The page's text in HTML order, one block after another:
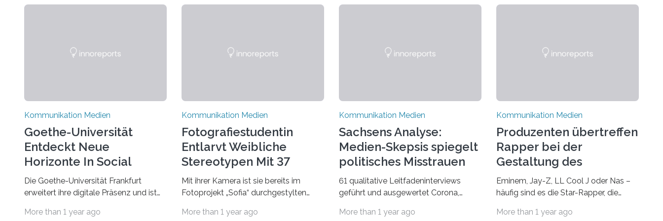
Kommunikation Medien
Goethe-Universität
Entdeckt Neue
Horizonte In Social
Media
Die Goethe-Universität Frankfurt
erweitert ihre digitale Präsenz und ist
Plattform Bluesky mit Neuigkeiten rund
More than 1 year ago
Kommunikation Medien
Fotografiestudentin
Entlarvt Weibliche
Stereotypen Mit 37
Selbstporträts
Mit ihrer Kamera ist sie bereits im
Fotoprojekt „Sofia“ durchgestylten
gerückt. Jetzt hat Karla Schradi in ihrer
More than 1 year ago
Kommunikation Medien
Sachsens Analyse:
Medien-Skepsis spiegelt
politisches Misstrauen
wider
61 qualitative Leitfadeninterviews
geführt und ausgewertet Corona,
Migration – mediale
More than 1 year ago
Kommunikation Medien
Produzenten übertreffen
Rapper bei der
Gestaltung des
Songklangs
Eminem, Jay-Z, LL Cool J oder Nas –
häufig sind es die Star-Rapper, die
Hoheit über den Klang eines Tracks für
More than 1 year ago